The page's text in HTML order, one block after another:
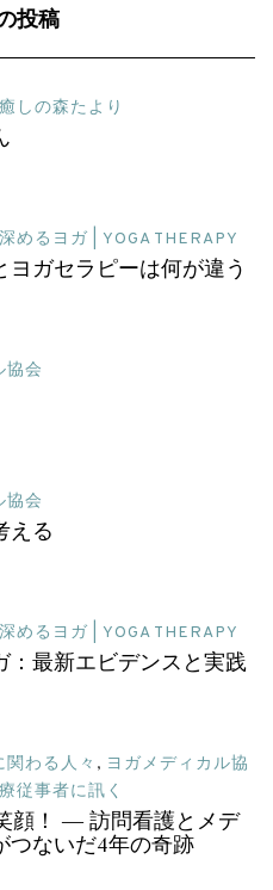
投稿
しの森たより
めるヨガ | YOGA THERAPY
ヨガセラピーは何が違う
協会
協会
える
めるヨガ | YOGA THERAPY
：最新エビデンスと実践
関わる人々 , ヨガメディカル協
従事者に訊く
顔！ ― 訪問看護とメデ
つないだ4年の奇跡